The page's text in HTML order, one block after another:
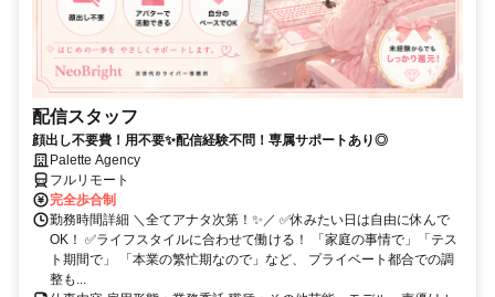
配信スタッフ
顔出し不要費！用不要✨配信経験不問！専属サポートあり◎
Palette Agency
フルリモート
完全歩合制
勤務時間詳細 ＼全てアナタ次第！✨／ ✅休みたい日は自由に休んで
OK！ ✅ライフスタイルに合わせて働ける！ 「家庭の事情で」「テス
ト期間で」 「本業の繁忙期なので」など、 プライベート都合での調
整も...